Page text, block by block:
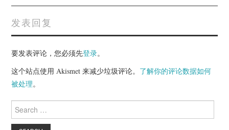
发表回复
要发表评论，您必须先登录。
这个站点使用 Akismet 来减少垃圾评论。 了解你的评论数据如何
被处理。
Search
for: